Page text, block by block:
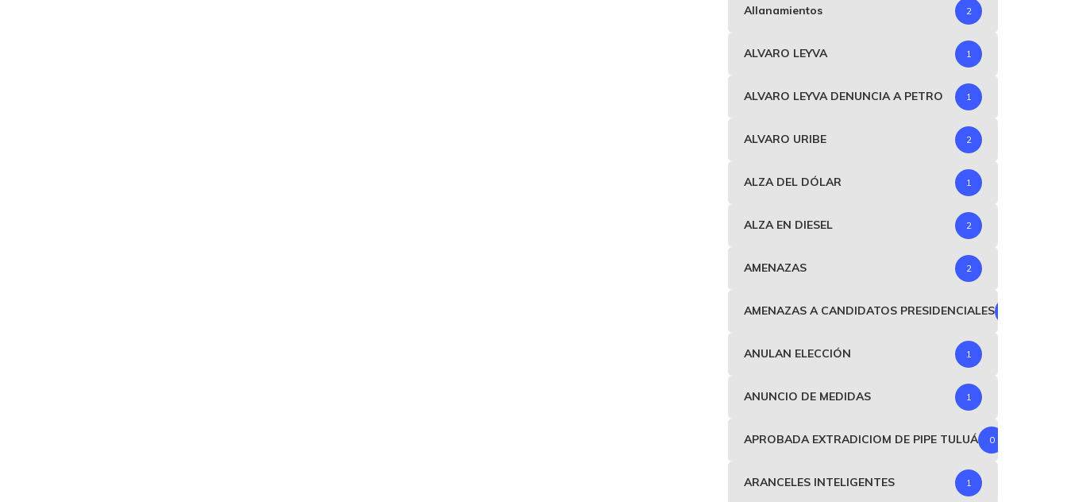
Allanamientos 2
ALVARO LEYVA 1
ALVARO LEYVA DENUNCIA A PETRO 1
ALVARO URIBE 2
ALZA DEL DÓLAR 1
ALZA EN DIESEL 2
AMENAZAS 2
AMENAZAS A CANDIDATOS PRESIDENCIALES
ANULAN ELECCIÓN 1
ANUNCIO DE MEDIDAS 1
APROBADA EXTRADICIOM DE PIPE TULUÁ 0
ARANCELES INTELIGENTES 1